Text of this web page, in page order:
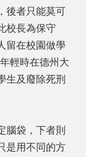
後者只能莫可
校長為保守
留在校園做學
輕時在德州大
生及廢除死刑
腦袋，下者則
是用不同的方